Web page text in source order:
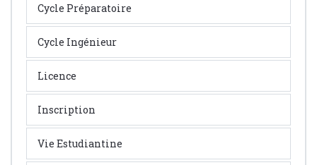
Cycle Préparatoire
Cycle Ingénieur
Licence
Inscription
Vie Estudiantine